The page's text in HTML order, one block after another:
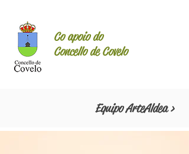
Equipo ArteAldea >
Co apoio do
Concello de Covelo